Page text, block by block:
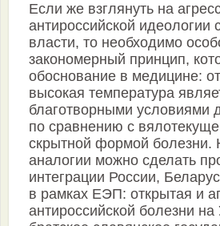
Если же взглянуть на
антироссийской идеологии
власти, то необходимо
закономерный принцип,
обоснование в медицине:
высокая температура
благотворными условиями
по сравнению с
скрытной формой болезни.
аналогии можно сделать
интеграции России,
в рамках ЕЭП: открытая и
антироссийской болезни